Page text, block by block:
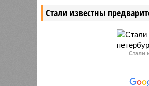
Стали известны
Стали